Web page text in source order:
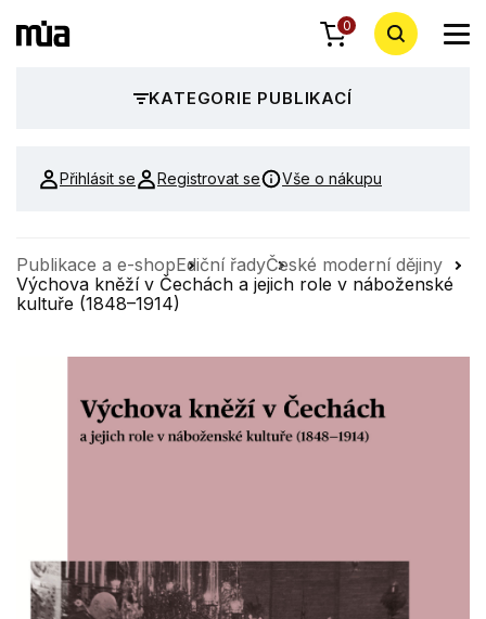
0
KATEGORIE PUBLIKACÍ
Přihlásit se Registrovat se Vše o nákupu
Publikace a e-shopEdiční řadyČeské moderní dějiny
Výchova kněží v Čechách a jejich role v náboženské
kultuře (1848–1914)